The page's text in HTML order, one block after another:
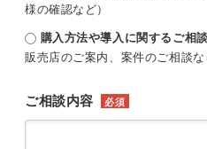
様の確認など）
購入方法や導入に関するご相談
販売店のご案内、案件のご相談な
ご相談内容 必須